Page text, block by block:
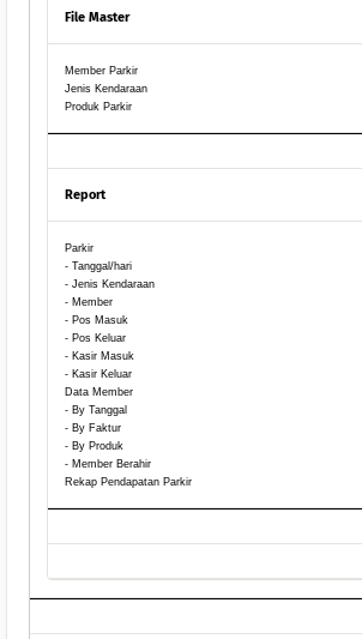
File Master
Member Parkir
Jenis Kendaraan
Produk Parkir
Report
Parkir
- Tanggal/hari
- Jenis Kendaraan
- Member
- Pos Masuk
- Pos Keluar
- Kasir Masuk
- Kasir Keluar
Data Member
- By Tanggal
- By Faktur
- By Produk
- Member Berahir
Rekap Pendapatan Parkir